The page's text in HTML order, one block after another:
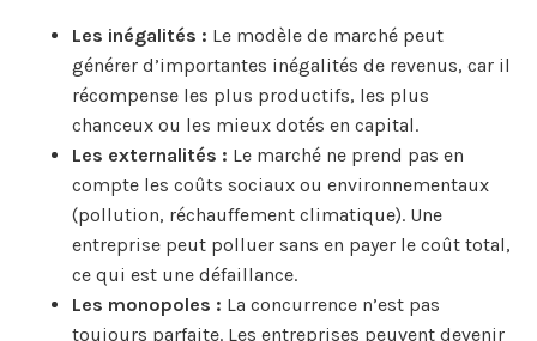
Les inégalités : Le modèle de marché peut
générer d’importantes inégalités de revenus, car il
récompense les plus productifs, les plus
chanceux ou les mieux dotés en capital.
Les externalités : Le marché ne prend pas en
compte les coûts sociaux ou environnementaux
(pollution, réchauffement climatique). Une
entreprise peut polluer sans en payer le coût total,
ce qui est une défaillance.
Les monopoles : La concurrence n’est pas
toujours parfaite. Les entreprises peuvent devenir